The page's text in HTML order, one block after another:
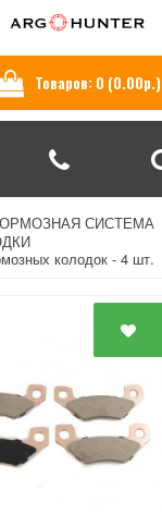
Товаров: 0 (0.00р.)
СИСТЕМА
колодок - 4 шт.